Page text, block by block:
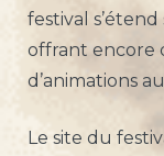
festival s’étend
offrant encore
d’animations
Le site du